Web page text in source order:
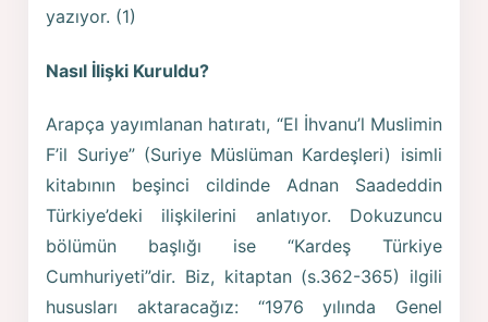
yazıyor. (1)
Nasıl İlişki Kuruldu?
Arapça yayımlanan hatıratı, “El İhvanu’l Muslimin
F’il Suriye” (Suriye Müslüman Kardeşleri) isimli
kitabının beşinci cildinde Adnan Saadeddin
Türkiye’deki ilişkilerini anlatıyor. Dokuzuncu
bölümün başlığı ise “Kardeş Türkiye
Cumhuriyeti”dir. Biz, kitaptan (s.362-365) ilgili
hususları aktaracağız: “1976 yılında Genel